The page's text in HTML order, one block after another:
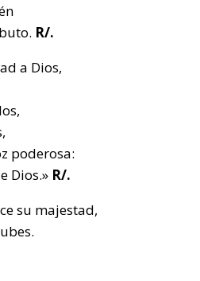
R/.
a Dios,
poderosa:
Dios.» R/.
su majestad,